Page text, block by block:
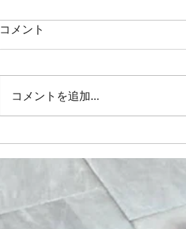
新宿合唱祭 ジョン・ラター作
曲 "God be in my
head"と”Gloria”🎵2026/6/13
コメント
コメントを追加…